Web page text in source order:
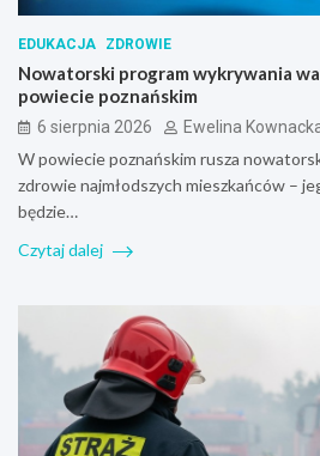
EDUKACJA ZDROWIE
Nowatorski program wykrywania
powiecie poznańskim
6 sierpnia 2026 Ewelina
W powiecie poznańskim rusza
zdrowie najmłodszych mieszkańców –
będzie…
Czytaj dalej